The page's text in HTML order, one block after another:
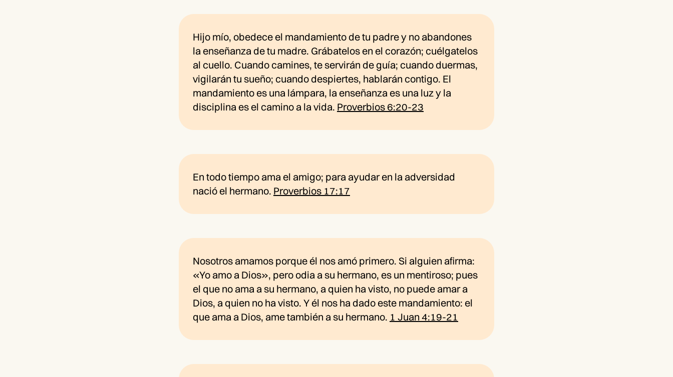
Hijo mío, obedece el mandamiento de tu padre y no abandones
la enseñanza de tu madre. Grábatelos en el corazón; cuélgatelos
al cuello. Cuando camines, te servirán de guía; cuando duermas,
vigilarán tu sueño; cuando despiertes, hablarán contigo. El
mandamiento es una lámpara, la enseñanza es una luz y la
disciplina es el camino a la vida. Proverbios 6:20-23
En todo tiempo ama el amigo; para ayudar en la adversidad
nació el hermano. Proverbios 17:17
Nosotros amamos porque él nos amó primero. Si alguien afirma:
«Yo amo a Dios», pero odia a su hermano, es un mentiroso; pues
el que no ama a su hermano, a quien ha visto, no puede amar a
Dios, a quien no ha visto. Y él nos ha dado este mandamiento: el
que ama a Dios, ame también a su hermano. 1 Juan 4:19-21